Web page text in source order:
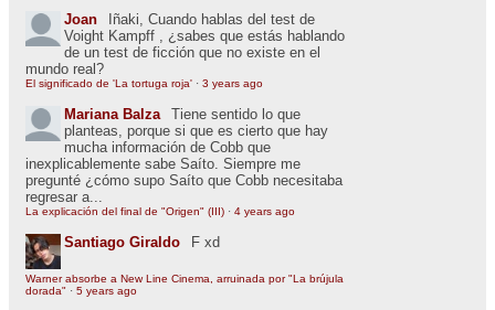
Joan
Iñaki, Cuando hablas del test de
Voight Kampff , ¿sabes que estás hablando
de un test de ficción que no existe en el
mundo real?
El significado de 'La tortuga roja' · 3 years ago
Mariana Balza
Tiene sentido lo que
planteas, porque si que es cierto que hay
mucha información de Cobb que
inexplicablemente sabe Saíto. Siempre me
pregunté ¿cómo supo Saíto que Cobb necesitaba
regresar a...
La explicación del final de "Origen" (III) · 4 years ago
Santiago Giraldo F xd
Warner absorbe a New Line Cinema, arruinada por "La brújula
dorada" · 5 years ago